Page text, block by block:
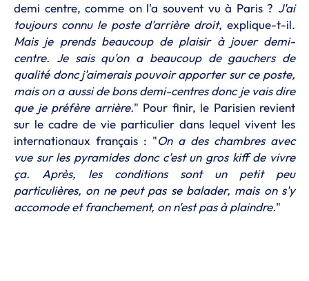
demi centre, comme on l'a souvent vu à Paris ? J'ai
toujours connu le poste d'arrière droit, explique-t-il.
Mais je prends beaucoup de plaisir à jouer demi-
centre. Je sais qu'on a beaucoup de gauchers de
qualité donc j'aimerais pouvoir apporter sur ce poste,
mais on a aussi de bons demi-centres donc je vais dire
que je préfère arrière." Pour finir, le Parisien revient
sur le cadre de vie particulier dans lequel vivent les
internationaux français : "On a des chambres avec
vue sur les pyramides donc c'est un gros kiff de vivre
ça. Après, les conditions sont un petit peu
particulières, on ne peut pas se balader, mais on s'y
accomode et franchement, on n'est pas à plaindre."